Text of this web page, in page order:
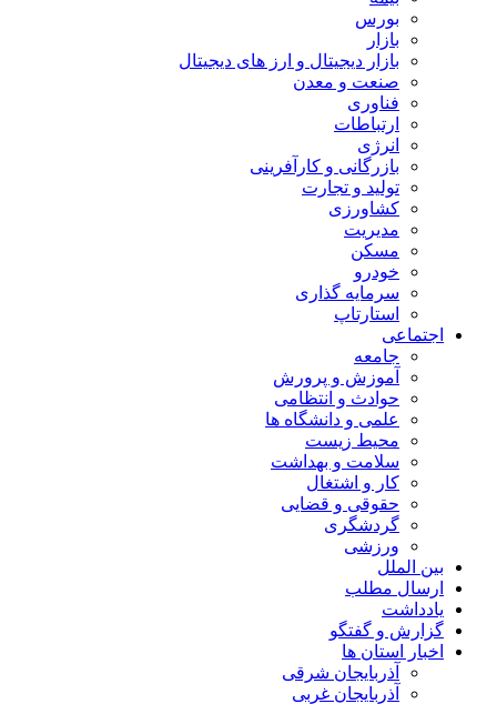
بورس
بازار
بازار دیجیتال و ارز های دیجیتال
صنعت و معدن
فناوری
ارتباطات
انرژی
بازرگانی و کارآفرینی
تولید و تجارت
کشاورزی
مدیریت
مسکن
خودرو
سرمایه گذاری
استارتاپ
اجتماعی
جامعه
آموزش و پرورش
حوادث و انتظامی
علمی و دانشگاه ها
محیط زیست
سلامت و بهداشت
کار و اشتغال
حقوقی و قضایی
گردشگری
ورزشی
بین الملل
ارسال مطلب
یادداشت
گزارش و گفتگو
اخبار استان ها
آذربایجان شرقی
آذربایجان غربی